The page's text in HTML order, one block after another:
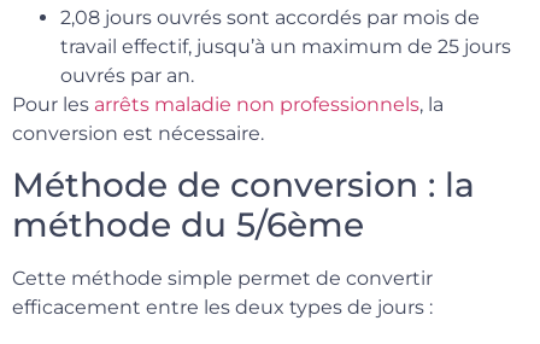
2,08 jours ouvrés sont accordés par mois de
travail effectif, jusqu’à un maximum de 25 jours
ouvrés par an.
Pour les arrêts maladie non professionnels, la
conversion est nécessaire.
Méthode de conversion : la
méthode du 5/6ème
Cette méthode simple permet de convertir
efficacement entre les deux types de jours :